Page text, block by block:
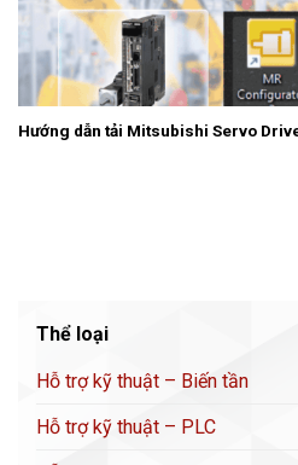
Hướng dẫn tải Mitsubishi Servo
Thể loại
Hỗ trợ kỹ thuật – Biến tần
Hỗ trợ kỹ thuật – PLC